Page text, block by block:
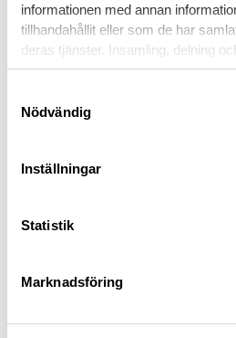
informationen med annan
tillhandahållit eller som de har
deras tjänster. Insamling, delning
personuppgifter kan användas för
Nödvändig
Inställningar
Statistik
Marknadsföring
UTRUSTNINGSBÄLTEN